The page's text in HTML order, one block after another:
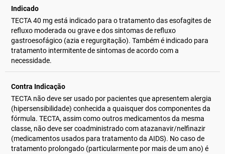
Indicado
TECTA 40 mg está indicado para o tratamento das esofagites de
refluxo moderada ou grave e dos sintomas de refluxo
gastroesofágico (azia e regurgitação). Também é indicado para
tratamento intermitente de sintomas de acordo com a
necessidade.
Contra Indicação
TECTA não deve ser usado por pacientes que apresentem alergia
(hipersensibilidade) conhecida a quaisquer dos componentes da
fórmula. TECTA, assim como outros medicamentos da mesma
classe, não deve ser coadministrado com atazanavir/nelfinazir
(medicamentos usados para tratamento da AIDS). No caso de
tratamento prolongado (particularmente por mais de um ano) é